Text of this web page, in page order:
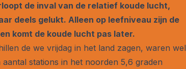
de inval van de relatief koude lucht,
deels gelukt. Alleen op leefniveau zijn de
komt de koude lucht pas later.
de we vrijdag in het land zagen, waren wel
stations in het noorden 5,6 graden